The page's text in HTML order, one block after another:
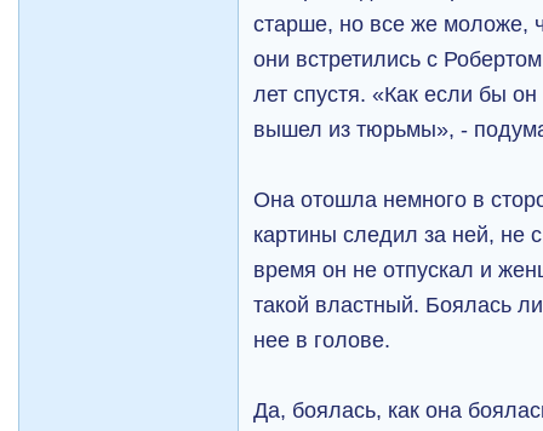
старше, но все же моложе,
они встретились с
лет спустя. «Как если бы
вышел из тюрьмы», -
Она отошла немного в
картины следил за ней, не
время он не отпускал и
такой властный. Боялась
нее в голове.
Да, боялась, как она